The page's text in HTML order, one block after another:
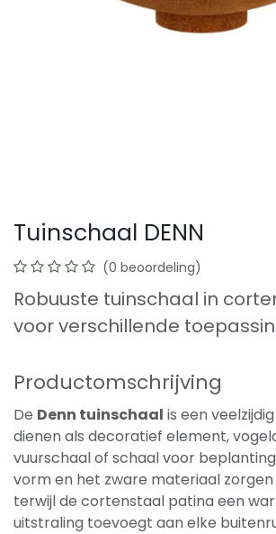
Tuinschaal DENN
(0 beoordeling)
Robuuste tuinschaal in
voor verschillende
Productomschrijving
De Denn tuinschaal is een
dienen als decoratief element,
vuurschaal of schaal voor
vorm en het zware materiaal
terwijl de cortenstaal patina een
uitstraling toevoegt aan elke